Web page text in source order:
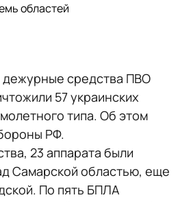
областей
дежурные средства ПВО
57 украинских
типа. Об этом
РФ.
23 аппарата были
Самарской областью, еще
По пять БПЛА